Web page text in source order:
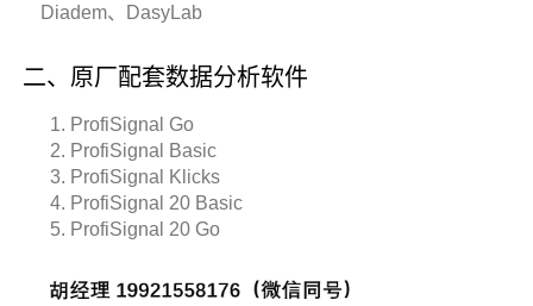
Diadem、DasyLab
二、原厂配套数据分析软件
ProfiSignal Go
ProfiSignal Basic
ProfiSignal Klicks
ProfiSignal 20 Basic
ProfiSignal 20 Go